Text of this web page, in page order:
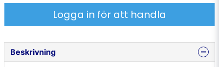
Logga in för att handla
Beskrivning